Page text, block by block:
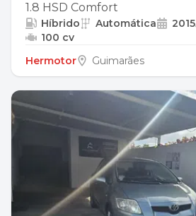
1.8 HSD Comfort
Híbrido Automática 2015
100 cv
Hermotor
Guimarães